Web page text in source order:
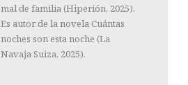
mal de familia (Hiperión, 2025).
Es autor de la novela Cuántas
noches son esta noche (La
Navaja Suiza, 2025).